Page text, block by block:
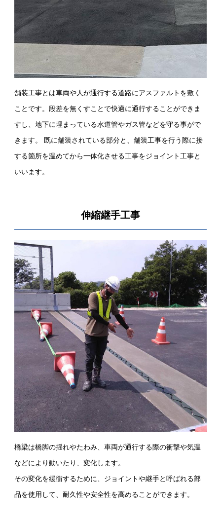
舗装工事とは車両や人が通行する道路にアスファルトを敷く
ことです。段差を無くすことで快適に通行することができま
すし、地下に埋まっている水道管やガス管などを守る事がで
きます。 既に舗装されている部分と、舗装工事を行う際に接
する箇所を温めてから一体化させる工事をジョイント工事と
いいます。
伸縮継手工事
橋梁は橋脚の揺れやたわみ、車両が通行する際の衝撃や気温
などにより動いたり、変化します。
その変化を緩衝するために、ジョイントや継手と呼ばれる部
品を使用して、耐久性や安全性を高めることができます。